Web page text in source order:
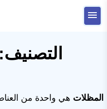
التجاوز
إلى القائمة
ترميمات
التصنيف:
المظلات هي واحدة من